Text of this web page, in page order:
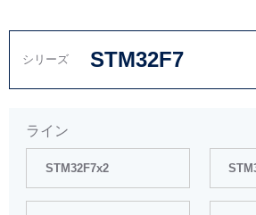
シリーズ STM32F7
ライン
STM32F7x2